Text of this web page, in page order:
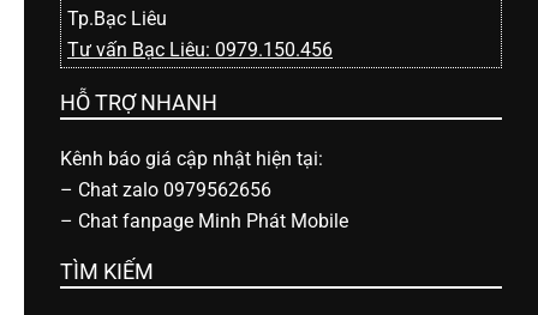
Tp.Bạc Liêu
Tư vấn Bạc Liêu: 0979.150.456
HỖ TRỢ NHANH
Kênh báo giá cập nhật hiện tại:
– Chat zalo 0979562656
– Chat fanpage Minh Phát Mobile
TÌM KIẾM